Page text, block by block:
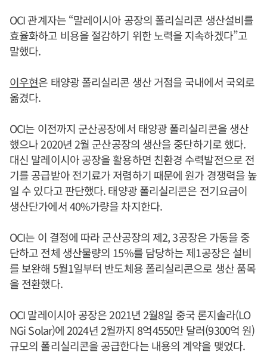
OCI 관계자는 “말레이시아 공장의 폴리실리콘 생산설비를
효율화하고 비용을 절감하기 위한 노력을 지속하겠다”고
말했다.
이우현은 태양광 폴리실리콘 생산 거점을 국내에서 국외로
옮겼다.
OCI는 이전까지 군산공장에서 태양광 폴리실리콘을 생산
했으나 2020년 2월 군산공장의 생산을 중단하기로 했다.
대신 말레이시아 공장을 활용하면 친환경 수력발전으로 전
기를 공급받아 전기료가 저렴하기 때문에 원가 경쟁력을 높
일 수 있다고 판단했다. 태양광 폴리실리콘은 전기요금이
생산단가에서 40%가량을 차지한다.
OCI는 이 결정에 따라 군산공장의 제2, 3공장은 가동을 중
단하고 전체 생산물량의 15%를 담당하는 제1공장은 설비
를 보완해 5월1일부터 반도체용 폴리실리콘으로 생산 품목
을 전환했다.
OCI 말레이시아 공장은 2021년 2월8일 중국 론지솔라(LO
NGi Solar)에 2024년 2월까지 8억4550만 달러(9300억 원)
규모의 폴리실리콘을 공급한다는 내용의 계약을 맺었다.